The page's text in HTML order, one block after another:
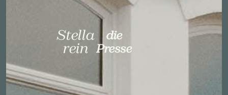
Stella
rein
die
Presse